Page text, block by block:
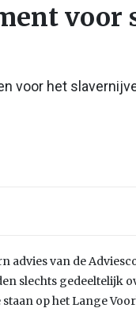
voor
voor het
advies van de
slechts gedeeltelijk
op het Lange